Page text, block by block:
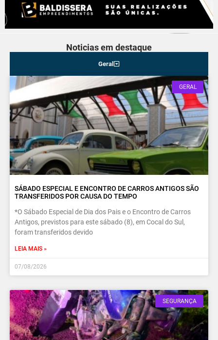
Noticias em destaque
Geral
GERAL
SÁBADO ESPECIAL E ENCONTRO DE CARROS ANTIGOS SÃO
TRANSFERIDOS POR CAUSA DO TEMPO
*O Sábado Especial de Dia dos Pais e o Encontro de Carros
Antigos, previstos para este sábado (8), em Cocal do Sul,
foram transferidos devido
LEIA MAIS »
07/08/2026
SEGURANÇA